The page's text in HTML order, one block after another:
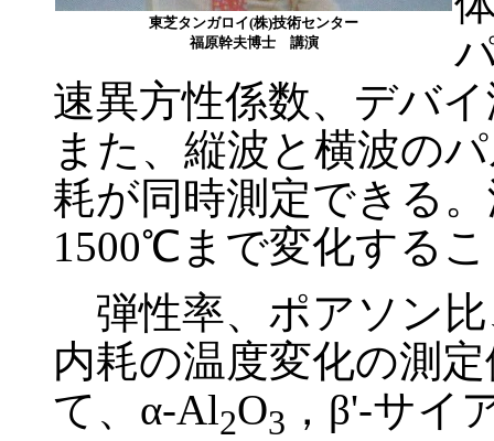
東芝タンガロイ(株)技術センター
福原幹夫博士 講演
速異方性係数、デバ
また、縦波と横波の
耗が同時測定できる
1500℃まで変化する
弾性率、ポアソン
内耗の温度変化の測
て、α-Al2O3 ，β'-サイ